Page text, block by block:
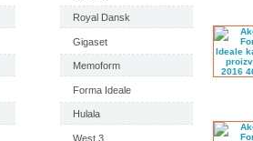
Royal Dansk
Gigaset
Memoform
Forma Ideale
Hulala
West 3